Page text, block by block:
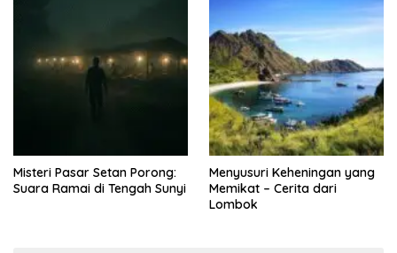
Misteri Pasar Setan Porong:
Suara Ramai di Tengah Sunyi
Menyusuri Keheningan yang
Memikat – Cerita dari
Lombok